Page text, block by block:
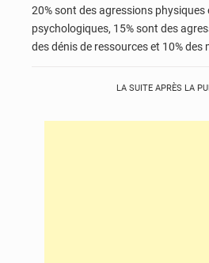
20% sont des agressions physiques
psychologiques, 15% sont des
des dénis de ressources et 10% des
LA SUITE APRÈS LA